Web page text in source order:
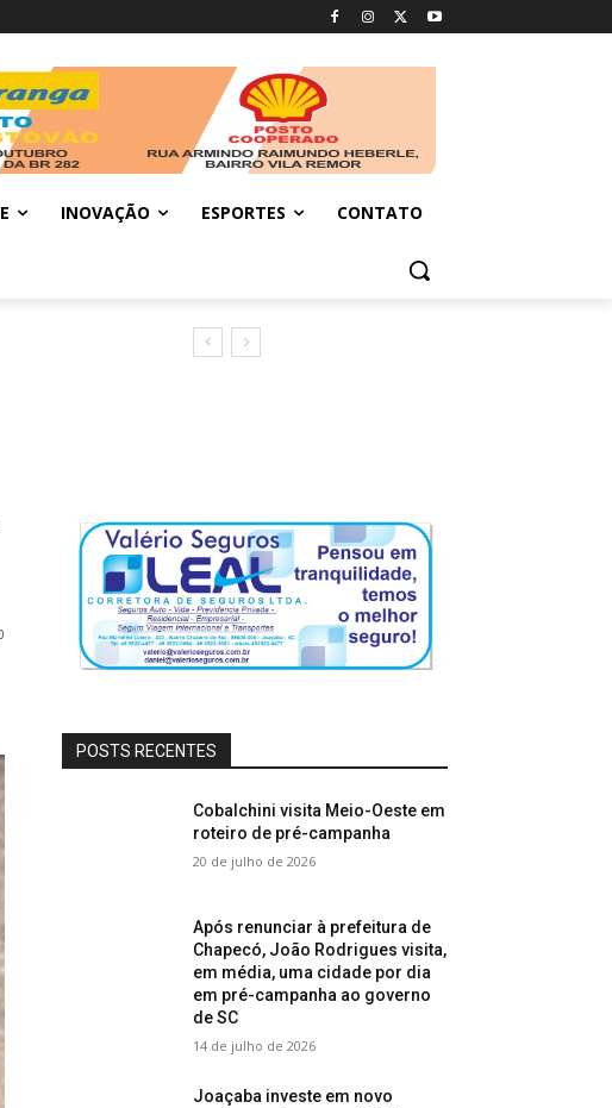
INOVAÇÃO ESPORTES CONTATO
POSTS RECENTES
Cobalchini visita Meio-Oeste em
roteiro de pré-campanha
20 de julho de 2026
Após renunciar à prefeitura de
Chapecó, João Rodrigues visita,
em média, uma cidade por dia
em pré-campanha ao governo
de SC
14 de julho de 2026
Joaçaba investe em novo